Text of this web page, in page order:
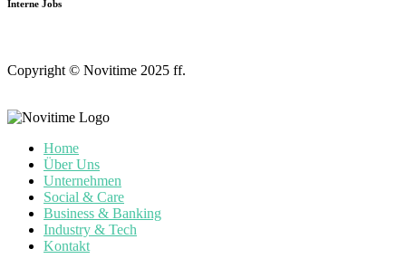
Interne Jobs
Copyright © Novitime 2025 ff.
Home
Über Uns
Unternehmen
Social & Care
Business & Banking
Industry & Tech
Kontakt